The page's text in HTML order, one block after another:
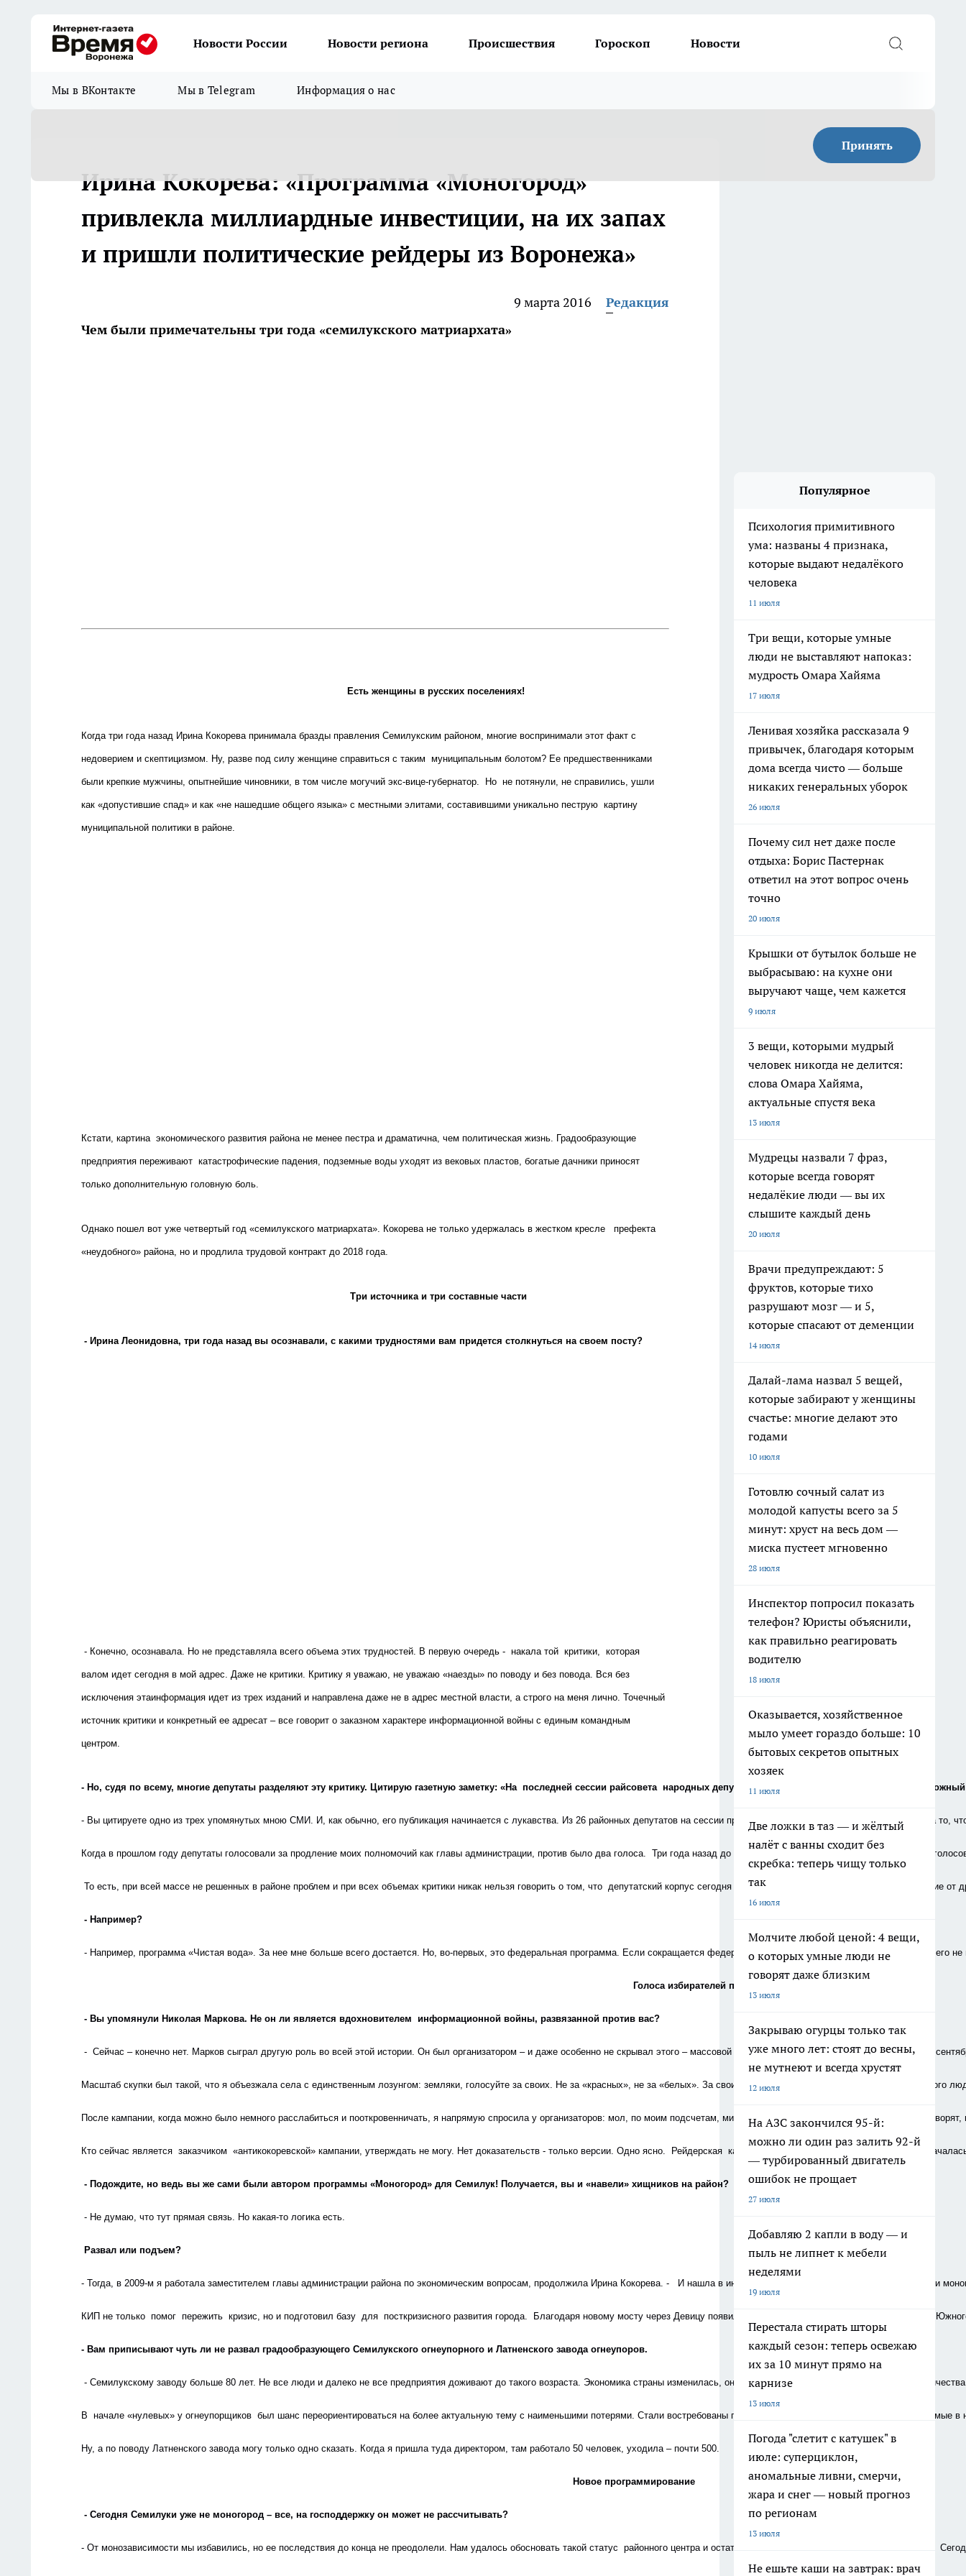
Новости России Новости региона Происшествия Гороскоп Новости
Мы в ВКонтакте Мы в Telegram Информация о нас
Принять
Ирина Кокорева: «Программа «Моногород»
привлекла миллиардные инвестиции, на их запах
и пришли политические рейдеры из Воронежа»
9 марта 2016
Редакция
Чем были примечательны три года «семилукского матриархата»
Есть женщины в русских поселениях!
Когда три года назад Ирина Кокорева принимала бразды правления Семилукским районом, многие воспринимали этот факт с
недоверием и скептицизмом. Ну, разве под силу женщине справиться с таким муниципальным болотом? Ее предшественниками
были крепкие мужчины, опытнейшие чиновники, в том числе могучий экс-вице-губернатор. Но не потянули, не справились, ушли
как «допустившие спад» и как «не нашедшие общего языка» с местными элитами, составившими уникально пеструю картину
муниципальной политики в районе.
Кстати, картина экономического развития района не менее пестра и драматична, чем политическая жизнь. Градообразующие
предприятия переживают катастрофические падения, подземные воды уходят из вековых пластов, богатые дачники приносят
только дополнительную головную боль.
Однако пошел вот уже четвертый год «семилукского матриархата». Кокорева не только удержалась в жестком кресле префекта
«неудобного» района, но и продлила трудовой контракт до 2018 года.
Три источника и три составные части
- Ирина Леонидовна, три года назад вы осознавали, с какими трудностями вам придется столкнуться на своем посту?
- Конечно, осознавала. Но не представляла всего объема этих трудностей. В первую очередь - накала той критики, которая
валом идет сегодня в мой адрес. Даже не критики. Критику я уважаю, не уважаю «наезды» по поводу и без повода. Вся без
исключения этаинформация идет из трех изданий и направлена даже не в адрес местной власти, а строго на меня лично. Точечный
источник критики и конкретный ее адресат – все говорит о заказном характере информационной войны с единым командным
центром.
- Но, судя по всему, многие депутаты разделяют эту критику. Цитирую газетную заметку: «На  последней сессии райсовета  народных депутатов Семилуского района прозвенел
- Вы цитируете одно из трех упомянутых мною СМИ. И, как обычно, его публикация начинается с лукавства. Из 26 районных депутатов на сессии присутствовали 17. 15 из них проголосовали за
Когда в прошлом году депутаты голосовали за продление моих полномочий как главы администрации, против было два голоса.  Три года назад до единогласного утверждения не хватило трех
То есть, при всей массе не решенных в районе проблем и при всех объемах критики никак нельзя говорить о том, что  депутатский корпус сегодня – против меня. Хотя стоит отметить:  в
- Например?
- Например, программа «Чистая вода». За нее мне больше всего достается. Но, во-первых, это федеральная программа. Если сокращается федеральное финансирование, местная власть ничего
Голоса избирателей по 300. Но вчера
- Вы упомянули Николая Маркова. Не он ли является вдохновителем  информационной войны, развязанной против вас?
-  Сейчас – конечно нет. Марков сыграл другую роль во всей этой истории. Он был организатором – и даже особенно не скрывал этого – массовой скупки голосов на муниципальных выборах в
Масштаб скупки был такой, что я объезжала села с единственным лозунгом: земляки, голосуйте за своих. Не за «красных», не за «белых». За своих – значит, за местных,  коренных сельчан, кого
После кампании, когда можно было немного расслабиться и пооткровенничать, я напрямую спросила у организаторов: мол, по моим подсчетам, миллионов в 40 вам обошлась операция. Нет, говорят,
Кто сейчас является  заказчиком  «антикокоревской» кампании, утверждать не могу. Нет доказательств - только версии. Одно ясно.  Рейдерская  кампания развернулась именно тогда, когда
- Подождите, но ведь вы же сами были автором программы «Моногород» для Семилук! Получается, вы и «навели» хищников на район?
- Не думаю, что тут прямая связь. Но какая-то логика есть.
Развал или подъем?
- Тогда, в 2009-м я работала заместителем главы администрации района по экономическим вопросам, продолжила Ирина Кокорева. -   И нашла в интернете  информацию о программе поддержки
КИП не только  помог  пережить  кризис, но и подготовил базу  для  посткризисного развития города.  Благодаря новому мосту через Девицу появилась возможность  застройки перспективного
- Вам приписывают чуть ли не развал градообразующего Семилукского огнеупорного и Латненского завода огнеупоров.
- Семилукскому заводу больше 80 лет. Не все люди и далеко не все предприятия доживают до такого возраста. Экономика страны изменилась, она больше не требует такого, как прежде,
В  начале «нулевых» у огнеупорщиков  был шанс переориентироваться на более актуальную тему с наименьшими потерями. Стали востребованы проппанты – керамические изделия,
Ну, а по поводу Латненского завода могу только одно сказать. Когда я пришла туда директором, там работало 50 человек, уходила – почти 500.
Новое программирование
- Сегодня Семилуки уже не моногород – все, на господдержку он может не рассчитывать?
- От монозависимости мы избавились, но ее последствия до конца не преодолели. Нам удалось обосновать такой статус  районного центра и остаться в списке  претендентов на господдержку.
Популярное
Психология примитивного
ума: названы 4 признака,
которые выдают недалёкого
человека
11 июля
Три вещи, которые умные
люди не выставляют напоказ:
мудрость Омара Хайяма
17 июля
Ленивая хозяйка рассказала 9
привычек, благодаря которым
дома всегда чисто — больше
никаких генеральных уборок
26 июля
Почему сил нет даже после
отдыха: Борис Пастернак
ответил на этот вопрос очень
точно
20 июля
Крышки от бутылок больше не
выбрасываю: на кухне они
выручают чаще, чем кажется
9 июля
3 вещи, которыми мудрый
человек никогда не делится:
слова Омара Хайяма,
актуальные спустя века
13 июля
Мудрецы назвали 7 фраз,
которые всегда говорят
недалёкие люди — вы их
слышите каждый день
20 июля
Врачи предупреждают: 5
фруктов, которые тихо
разрушают мозг — и 5,
которые спасают от деменции
14 июля
Далай-лама назвал 5 вещей,
которые забирают у женщины
счастье: многие делают это
годами
10 июля
Готовлю сочный салат из
молодой капусты всего за 5
минут: хруст на весь дом —
миска пустеет мгновенно
28 июля
Инспектор попросил показать
телефон? Юристы объяснили,
как правильно реагировать
водителю
18 июля
Оказывается, хозяйственное
мыло умеет гораздо больше: 10
бытовых секретов опытных
хозяек
11 июля
Две ложки в таз — и жёлтый
налёт с ванны сходит без
скребка: теперь чищу только
так
16 июля
Молчите любой ценой: 4 вещи,
о которых умные люди не
говорят даже близким
13 июля
Закрываю огурцы только так
уже много лет: стоят до весны,
не мутнеют и всегда хрустят
12 июля
На АЗС закончился 95-й:
можно ли один раз залить 92-й
— турбированный двигатель
ошибок не прощает
27 июля
Добавляю 2 капли в воду — и
пыль не липнет к мебели
неделями
19 июля
Перестала стирать шторы
каждый сезон: теперь освежаю
их за 10 минут прямо на
карнизе
13 июля
Погода "слетит с катушек" в
июле: суперциклон,
аномальные ливни, смерчи,
жара и снег — новый прогноз
по регионам
13 июля
Не ешьте каши на завтрак: врач